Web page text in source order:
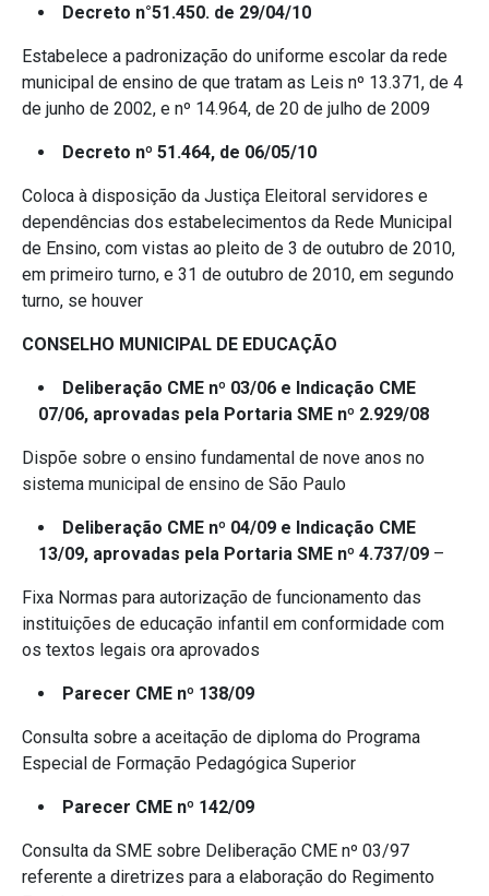
Decreto n°51.450. de 29/04/10
Estabelece a padronização do uniforme escolar da rede
municipal de ensino de que tratam as Leis nº 13.371, de 4
de junho de 2002, e nº 14.964, de 20 de julho de 2009
Decreto nº 51.464, de 06/05/10
Coloca à disposição da Justiça Eleitoral servidores e
dependências dos estabelecimentos da Rede Municipal
de Ensino, com vistas ao pleito de 3 de outubro de 2010,
em primeiro turno, e 31 de outubro de 2010, em segundo
turno, se houver
CONSELHO MUNICIPAL DE EDUCAÇÃO
Deliberação CME nº 03/06 e Indicação CME
07/06, aprovadas pela Portaria SME nº 2.929/08
Dispõe sobre o ensino fundamental de nove anos no
sistema municipal de ensino de São Paulo
Deliberação CME nº 04/09 e Indicação CME
13/09, aprovadas pela Portaria SME nº 4.737/09 –
Fixa Normas para autorização de funcionamento das
instituições de educação infantil em conformidade com
os textos legais ora aprovados
Parecer CME nº 138/09
Consulta sobre a aceitação de diploma do Programa
Especial de Formação Pedagógica Superior
Parecer CME nº 142/09
Consulta da SME sobre Deliberação CME nº 03/97
referente a diretrizes para a elaboração do Regimento